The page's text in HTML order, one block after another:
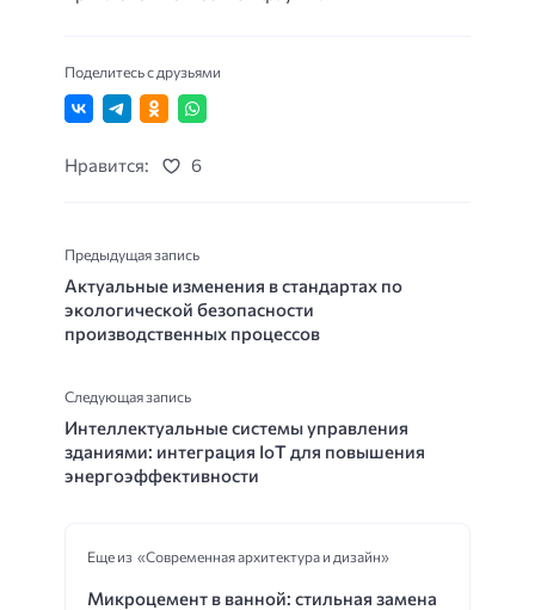
Поделитесь с друзьями
Нравится: 6
Предыдущая запись
Актуальные изменения в стандартах по
экологической безопасности
производственных процессов
Следующая запись
Интеллектуальные системы управления
зданиями: интеграция IoT для повышения
энергоэффективности
Еще из «Современная архитектура и дизайн»
Микроцемент в ванной: стильная замена